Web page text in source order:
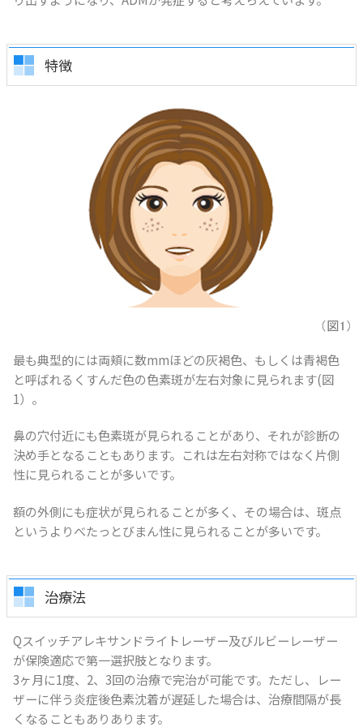
特徴
最も典型的には両頬に数mmほどの灰褐色、もしくは青褐色
と呼ばれるくすんだ色の色素斑が左右対象に見られます(図
1）。
鼻の穴付近にも色素斑が見られることがあり、それが診断の
決め手となることもあります。これは左右対称ではなく片側
性に見られることが多いです。
額の外側にも症状が見られることが多く、その場合は、斑点
というよりべたっとびまん性に見られることが多いです。
治療法
Qスイッチアレキサンドライトレーザー及びルビーレーザー
が保険適応で第一選択肢となります。
3ヶ月に1度、2、3回の治療で完治が可能です。ただし、レー
ザーに伴う炎症後色素沈着が遅延した場合は、治療間隔が長
くなることもありあります。